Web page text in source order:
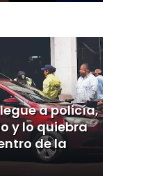
a policía,
y lo quiebra
de la